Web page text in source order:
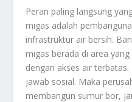
Peran paling langsung
migas adalah
infrastruktur air bersih.
migas berada di area
dengan akses air
jawab sosial. Maka
membangun sumur bor,